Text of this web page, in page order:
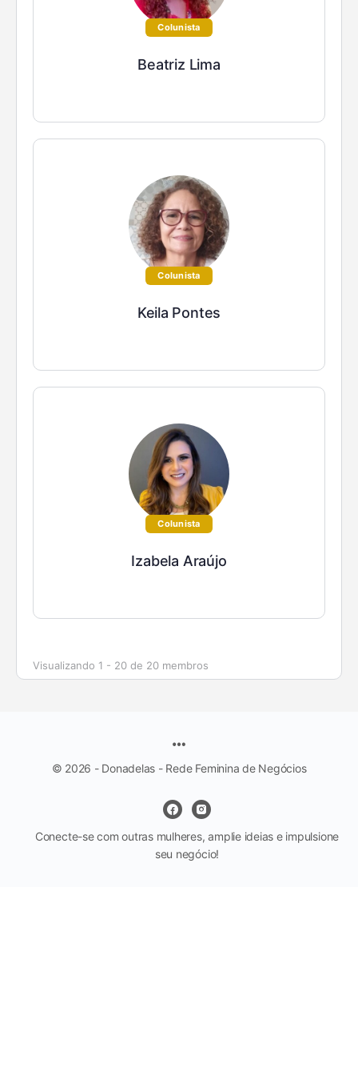
Colunista
Beatriz Lima
Colunista
Keila Pontes
Colunista
Izabela Araújo
Visualizando 1 - 20 de 20 membros
© 2026 - Donadelas - Rede Feminina de Negócios
Conecte-se com outras mulheres, amplie ideias e impulsione
seu negócio!